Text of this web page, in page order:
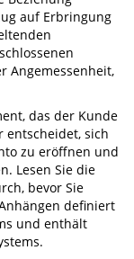
auf Erbringung
Angemessenheit,
das der Kunde
entscheidet, sich
zu eröffnen und
Lesen Sie die
bevor Sie
definiert
und enthält